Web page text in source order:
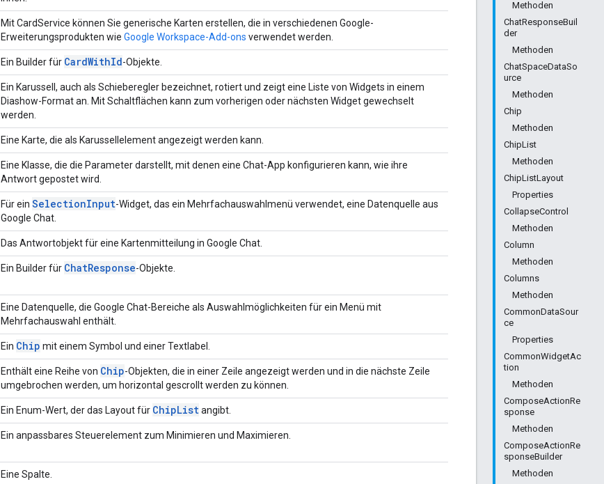
Methoden
ChatResponseBuil
der
Methoden
ChatSpaceDataSo
urce
Methoden
Chip
Methoden
ChipList
Methoden
ChipListLayout
Properties
CollapseControl
Methoden
Column
Methoden
Columns
Methoden
CommonDataSour
ce
Properties
CommonWidgetAc
tion
Methoden
ComposeActionRe
sponse
Methoden
ComposeActionRe
sponseBuilder
Methoden
Mit CardService können Sie generische Karten erstellen, die in verschiedenen Google-
Erweiterungsprodukten wie Google Workspace-Add-ons verwendet werden.
Ein Builder für CardWithId-Objekte.
Ein Karussell, auch als Schieberegler bezeichnet, rotiert und zeigt eine Liste von Widgets in einem
Diashow-Format an. Mit Schaltflächen kann zum vorherigen oder nächsten Widget gewechselt
werden.
Eine Karte, die als Karussellelement angezeigt werden kann.
Eine Klasse, die die Parameter darstellt, mit denen eine Chat-App konfigurieren kann, wie ihre
Antwort gepostet wird.
Für ein SelectionInput-Widget, das ein Mehrfachauswahlmenü verwendet, eine Datenquelle aus
Google Chat.
Das Antwortobjekt für eine Kartenmitteilung in Google Chat.
Ein Builder für ChatResponse-Objekte.
Eine Datenquelle, die Google Chat-Bereiche als Auswahlmöglichkeiten für ein Menü mit
Mehrfachauswahl enthält.
Ein Chip mit einem Symbol und einer Textlabel.
Enthält eine Reihe von Chip-Objekten, die in einer Zeile angezeigt werden und in die nächste Zeile
umgebrochen werden, um horizontal gescrollt werden zu können.
Ein Enum-Wert, der das Layout für ChipListangibt.
Ein anpassbares Steuerelement zum Minimieren und Maximieren.
Eine Spalte.